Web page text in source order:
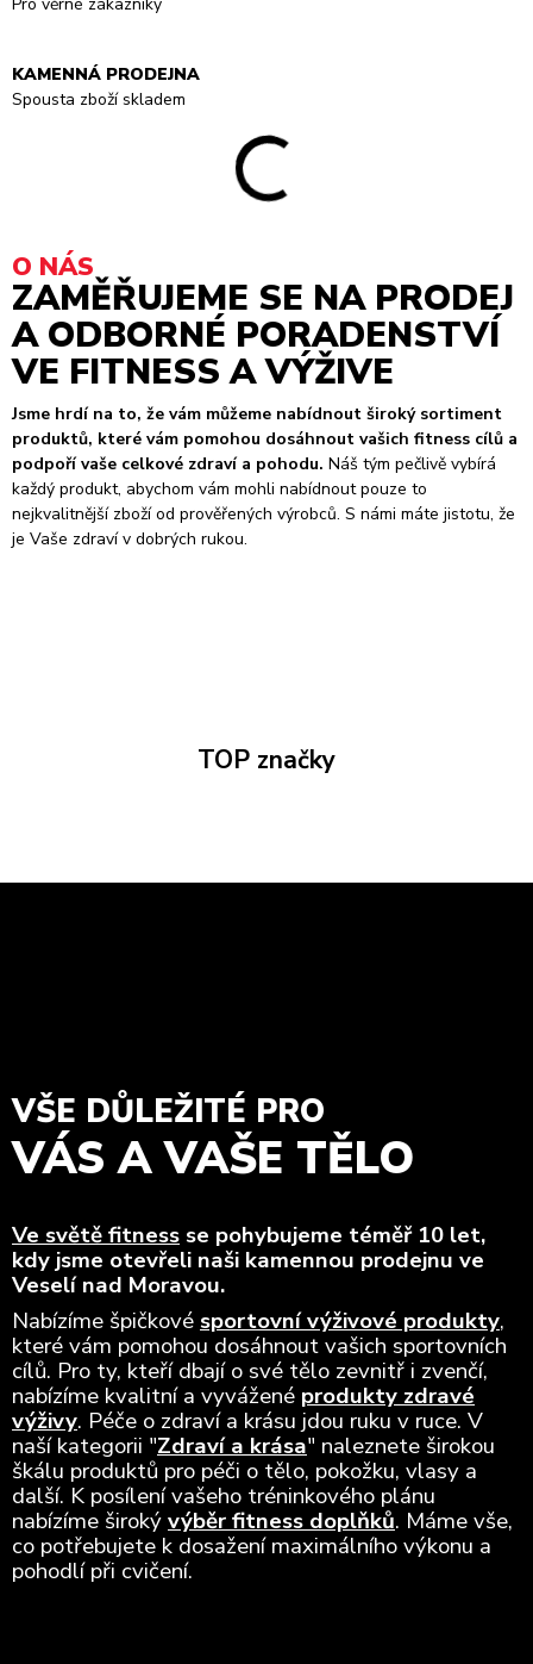
KAMENNÁ PRODEJNA
Spousta zboží skladem
O NÁS
ZAMĚŘUJEME SE NA PRODEJ
A ODBORNÉ PORADENSTVÍ
VE FITNESS A VÝŽIVE
Jsme hrdí na to, že vám můžeme nabídnout široký sortiment
produktů, které vám pomohou dosáhnout vašich fitness cílů a
podpoří vaše celkové zdraví a pohodu. Náš tým pečlivě vybírá
každý produkt, abychom vám mohli nabídnout pouze to
nejkvalitnější zboží od prověřených výrobců. S námi máte jistotu, že
je Vaše zdraví v dobrých rukou.
TOP značky
VŠE DŮLEŽITÉ PRO
VÁS A VAŠE TĚLO
Ve světě fitness se pohybujeme téměř 10 let,
kdy jsme otevřeli naši kamennou prodejnu ve
Veselí nad Moravou.
Nabízíme špičkové sportovní výživové produkty,
které vám pomohou dosáhnout vašich sportovních
cílů. Pro ty, kteří dbají o své tělo zevnitř i zvenčí,
nabízíme kvalitní a vyvážené produkty zdravé
výživy. Péče o zdraví a krásu jdou ruku v ruce. V
naší kategorii "Zdraví a krása" naleznete širokou
škálu produktů pro péči o tělo, pokožku, vlasy a
další. K posílení vašeho tréninkového plánu
nabízíme širokývýběr fitness doplňků. Máme vše,
co potřebujete k dosažení maximálního výkonu a
pohodlí při cvičení.